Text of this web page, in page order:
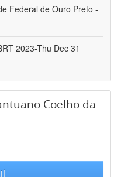
Federal de Ouro Preto -
2023-Thu Dec 31
Coelho da